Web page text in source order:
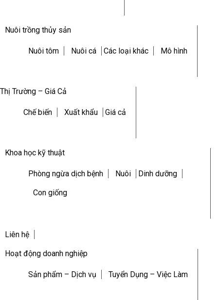
Nuôi trồng thủy sản
Nuôi tôm Nuôi cá Các loại khác Mô hình
Thị Trường – Giá Cả
Chế biến Xuất khẩu Giá cả
Khoa học kỹ thuật
Phòng ngừa dịch bệnh Nuôi Dinh dưỡng
Con giống
Liên hệ
Hoạt động doanh nghiệp
Sản phẩm – Dịch vụ Tuyển Dụng – Việc Làm